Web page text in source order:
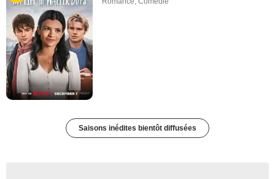
Saisons inédites bientôt diffusées